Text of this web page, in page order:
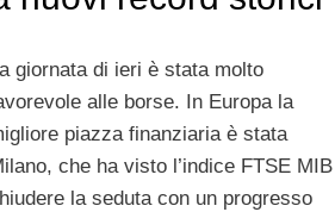
giornata di ieri è stata molto
alle borse. In Europa la
piazza finanziaria è stata
che ha visto l’indice FTSE MIB
la seduta con un progresso